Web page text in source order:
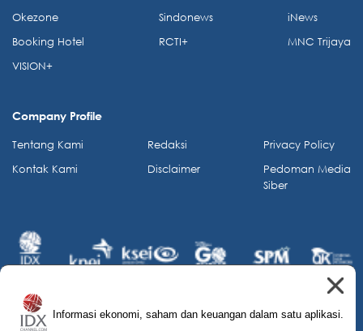
Informasi ekonomi, saham dan keuangan dalam satu aplikasi.
Okezone
Booking Hotel
VISION+
Sindonews
RCTI+
iNews
MNC Trijaya
Company Profile
Tentang Kami
Kontak Kami
Redaksi
Disclaimer
Privacy Policy
Pedoman Media
Siber
© 2026 IDX Channel. All Rights Reserved.